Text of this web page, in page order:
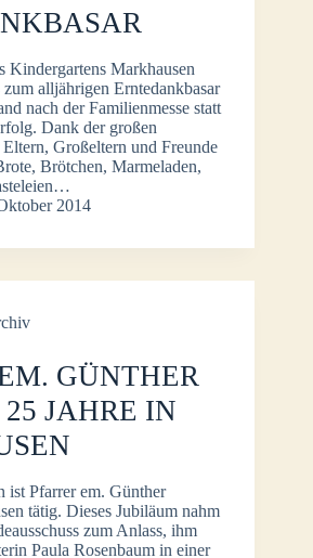
Kindergartens Markhausen
alljährigen Erntedankbasar
nach der Familienmesse statt
Dank der großen
Großeltern und Freunde
Brötchen, Marmeladen,
2014
GÜNTHER
JAHRE IN
ist Pfarrer em. Günther
tätig. Dieses Jubiläum nahm
zum Anlass, ihm
Paula Rosenbaum in einer